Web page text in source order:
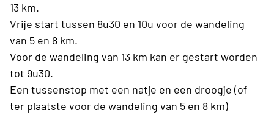
13 km.
Vrije start tussen 8u30 en 10u voor de wandeling
van 5 en 8 km.
Voor de wandeling van 13 km kan er gestart worden
tot 9u30.
Een tussenstop met een natje en een droogje (of
ter plaatste voor de wandeling van 5 en 8 km)